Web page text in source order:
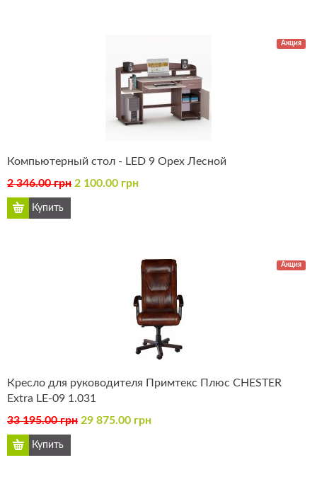
Акция
Компьютерный стол - LED 9 Орех Лесной
2 346.00 грн 2 100.00 грн
Акция
Кресло для руководителя Примтекс Плюс CHESTER
Extra LE-09 1.031
33 195.00 грн 29 875.00 грн